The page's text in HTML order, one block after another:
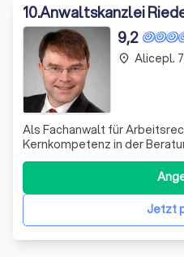
10.Anwaltskanzlei
9,2
Als Fachanwalt für
Kernkompetenz in der
Arbeitnehmern, Managern
Fragen des individuellen
Wir sind spezialisiert auf
stets eine angemesseneJetzt
place Alicepl.